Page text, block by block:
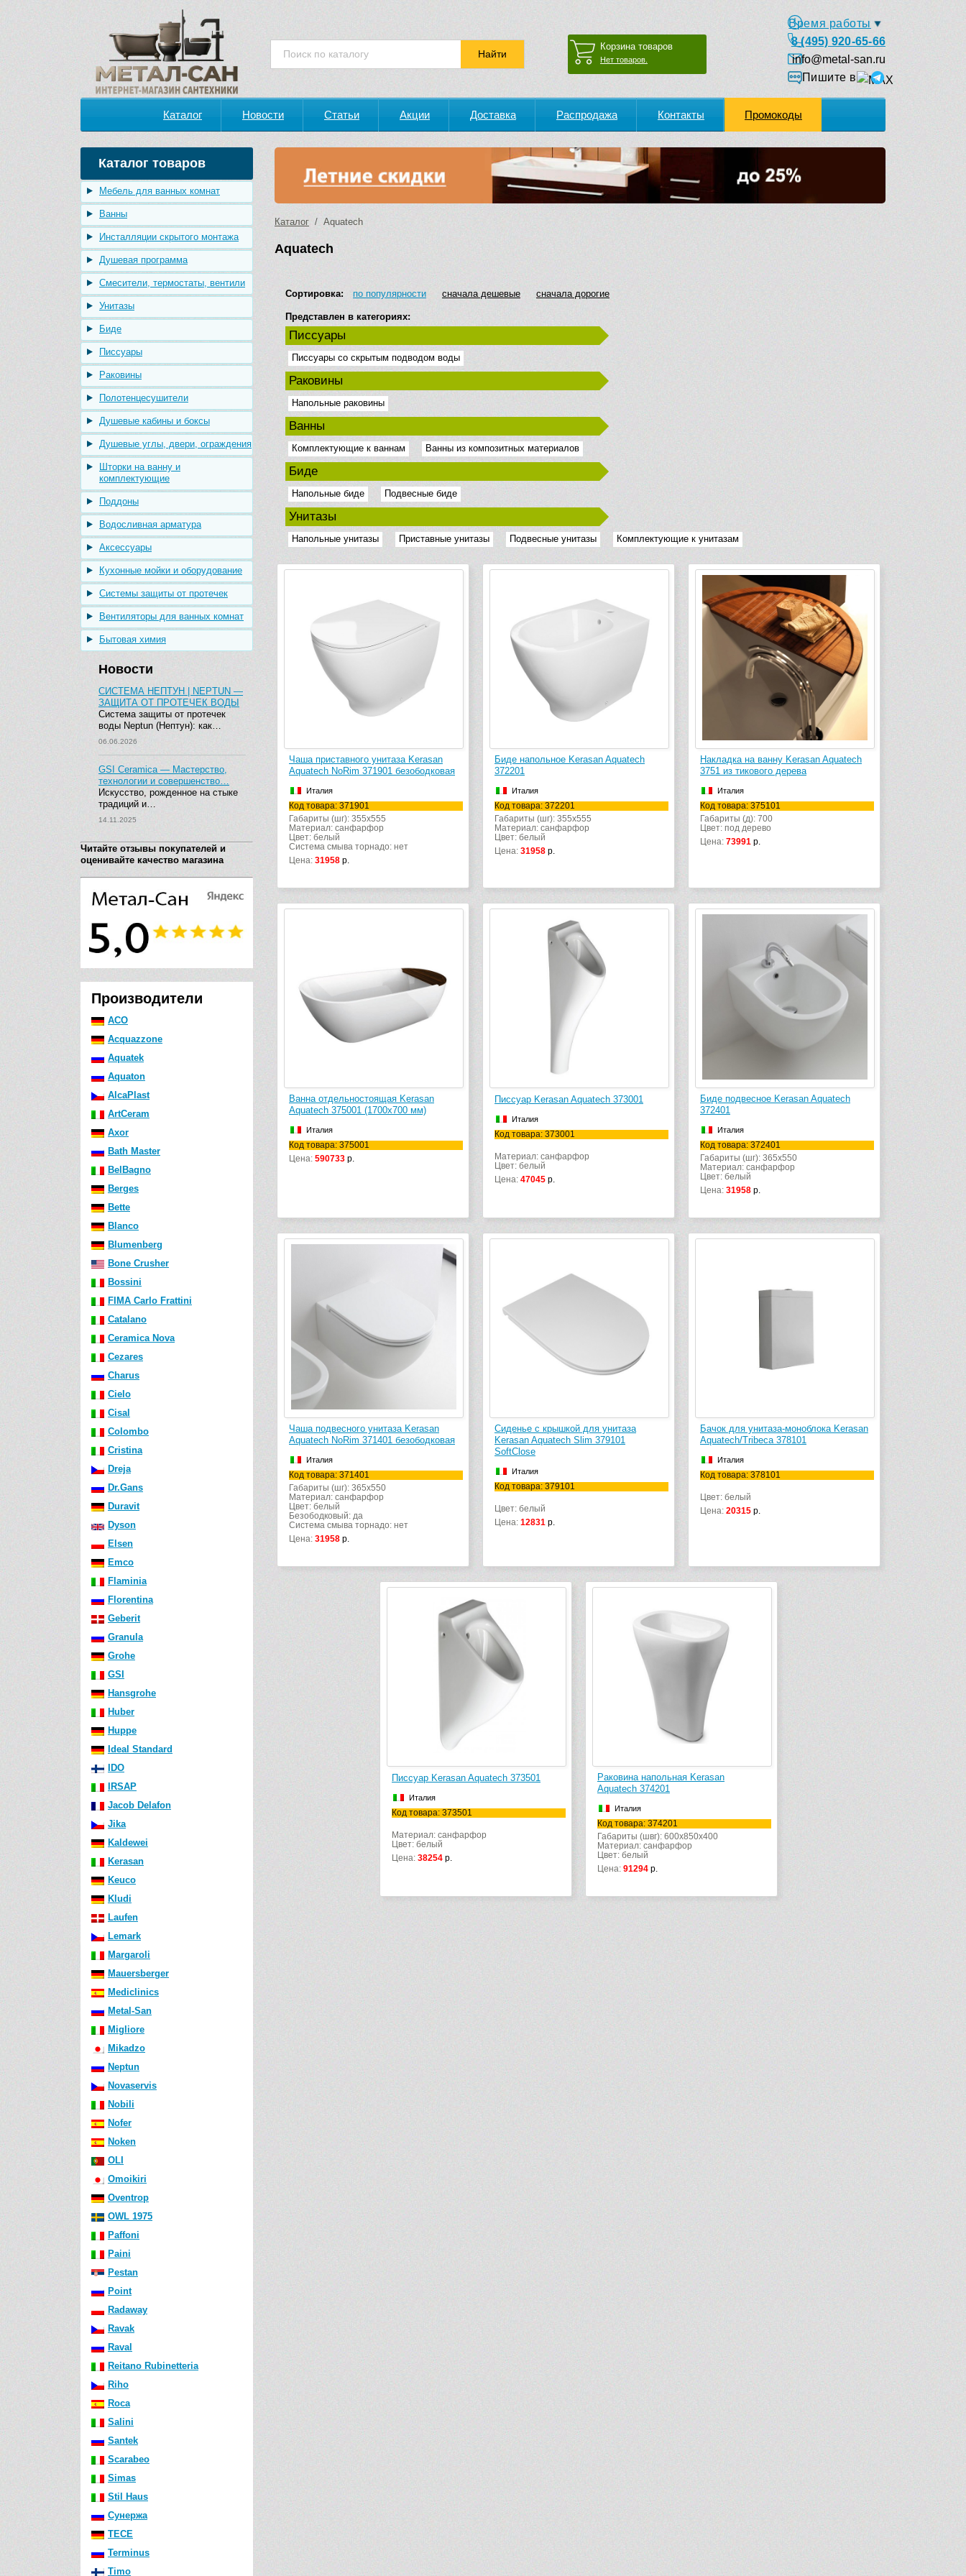
Корзина товаров
Нет товаров.
Время работы
8 (495) 920-65-66
info@metal-san.ru
Пишите в
Каталог Новости Статьи Акции Доставка Распродажа Контакты Промокоды
Каталог товаров
Мебель для ванных комнат
Ванны
Инсталляции скрытого монтажа
Душевая программа
Смесители, термостаты, вентили
Унитазы
Биде
Писсуары
Раковины
Полотенцесушители
Душевые кабины и боксы
Душевые углы, двери, ограждения
Шторки на ванну и
комплектующие
Поддоны
Водосливная арматура
Аксессуары
Кухонные мойки и оборудование
Системы защиты от протечек
Вентиляторы для ванных комнат
Бытовая химия
Новости
СИСТЕМА НЕПТУН | NEPTUN —
ЗАЩИТА ОТ ПРОТЕЧЕК ВОДЫ
Система защиты от протечек
воды Neptun (Нептун): как…
06.06.2026
GSI Ceramica — Мастерство,
технологии и совершенство…
Искусство, рожденное на стыке
традиций и…
14.11.2025
Читайте отзывы покупателей и
оценивайте качество магазина
Производители
ACO
Acquazzone
Aquatek
Aquaton
AlcaPlast
ArtCeram
Axor
Bath Master
BelBagno
Berges
Bette
Blanco
Blumenberg
Bone Crusher
Bossini
FIMA Carlo Frattini
Catalano
Ceramica Nova
Cezares
Charus
Cielo
Cisal
Colombo
Cristina
Dreja
Dr.Gans
Duravit
Dyson
Elsen
Emco
Flaminia
Florentina
Geberit
Granula
Grohe
GSI
Hansgrohe
Huber
Huppe
Ideal Standard
IDO
IRSAP
Jacob Delafon
Jika
Kaldewei
Kerasan
Keuco
Kludi
Laufen
Lemark
Margaroli
Mauersberger
Mediclinics
Metal-San
Migliore
Mikadzo
Neptun
Novaservis
Nobili
Nofer
Noken
OLI
Omoikiri
Oventrop
OWL 1975
Paffoni
Paini
Pestan
Point
Radaway
Ravak
Raval
Reitano Rubinetteria
Riho
Roca
Salini
Santek
Scarabeo
Simas
Stil Haus
Сунержа
TECE
Terminus
Timo
Каталог / Aquatech
Aquatech
Сортировка: по популярности сначала дешевые сначала дорогие
Представлен в категориях:
Писсуары
Писсуары со скрытым подводом воды
Раковины
Напольные раковины
Ванны
Комплектующие к ваннам Ванны из композитных материалов
Биде
Напольные биде Подвесные биде
Унитазы
Напольные унитазы Приставные унитазы Подвесные унитазы Комплектующие к унитазам
Чаша приставного унитаза Kerasan
Aquatech NoRim 371901 безободковая
Италия
Код товара: 371901
Габариты (шг): 355x555
Материал: санфарфор
Цвет: белый
Система смыва торнадо: нет
Цена: 31958 р.
Биде напольное Kerasan Aquatech
372201
Италия
Код товара: 372201
Габариты (шг): 355x555
Материал: санфарфор
Цвет: белый
Цена: 31958 р.
Накладка на ванну Kerasan Aquatech
3751 из тикового дерева
Италия
Код товара: 375101
Габариты (д): 700
Цвет: под дерево
Цена: 73991 р.
Ванна отдельностоящая Kerasan
Aquatech 375001 (1700х700 мм)
Италия
Код товара: 375001
Цена: 590733 р.
Писсуар Kerasan Aquatech 373001
Италия
Код товара: 373001
Материал: санфарфор
Цвет: белый
Цена: 47045 р.
Биде подвесное Kerasan Aquatech
372401
Италия
Код товара: 372401
Габариты (шг): 365x550
Материал: санфарфор
Цвет: белый
Цена: 31958 р.
Чаша подвесного унитаза Kerasan
Aquatech NoRim 371401 безободковая
Италия
Код товара: 371401
Габариты (шг): 365x550
Материал: санфарфор
Цвет: белый
Безободковый: да
Система смыва торнадо: нет
Цена: 31958 р.
Сиденье с крышкой для унитаза
Kerasan Aquatech Slim 379101
SoftClose
Италия
Код товара: 379101
Цвет: белый
Цена: 12831 р.
Бачок для унитаза-моноблока Kerasan
Aquatech/Tribeca 378101
Италия
Код товара: 378101
Цвет: белый
Цена: 20315 р.
Писсуар Kerasan Aquatech 373501
Италия
Код товара: 373501
Материал: санфарфор
Цвет: белый
Цена: 38254 р.
Раковина напольная Kerasan
Aquatech 374201
Италия
Код товара: 374201
Габариты (швг): 600x850x400
Материал: санфарфор
Цвет: белый
Цена: 91294 р.